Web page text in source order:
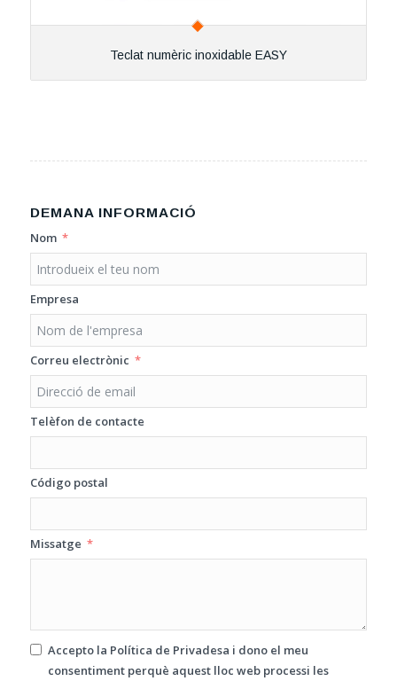
Teclat numèric inoxidable EASY
DEMANA INFORMACIÓ
Nom
Empresa
Correu electrònic
Telèfon de contacte
Código postal
Missatge
Accepto la Política de Privadesa i dono el meu
consentiment perquè aquest lloc web processi les